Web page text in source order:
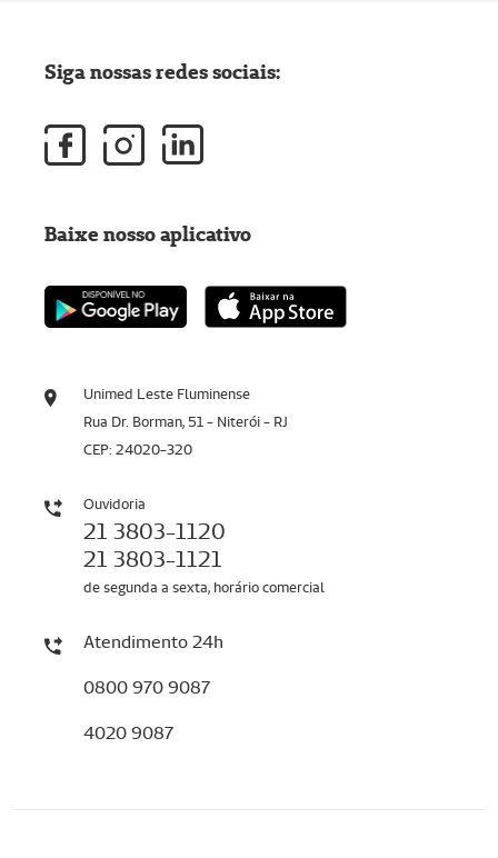
Unimed Leste Fluminense
Rua Dr. Borman, 51 - Niterói - RJ
CEP: 24020-320
Ouvidoria
21 3803-1120
21 3803-1121
de segunda a sexta, horário comercial
Atendimento 24h
0800 970 9087
4020 9087
Siga nossas redes sociais:
Baixe nosso aplicativo